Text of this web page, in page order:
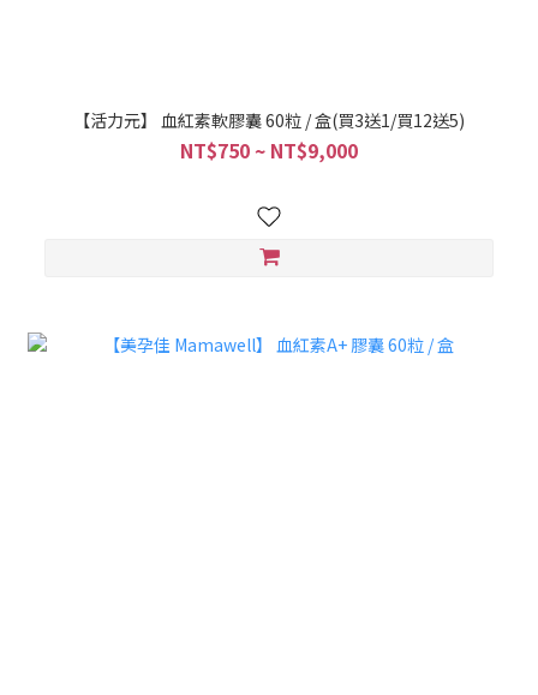
【活力元】 血紅素軟膠囊 60粒 / 盒(買3送1/買12送5)
NT$750 ~ NT$9,000